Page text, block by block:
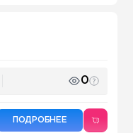
0
ПОДРОБНЕЕ